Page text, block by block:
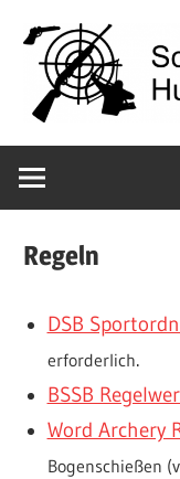
Inhalt
springen
Regeln
DSB
erforderlich.
BSSB
Word Archery
Bogenschießen